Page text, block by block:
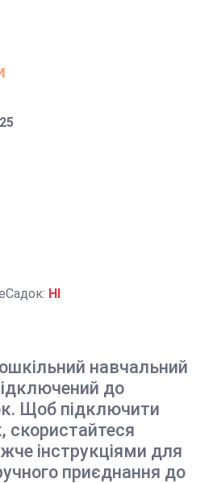
НІ
навчальний
до
Щоб підключити
інструкціями для
приєднання до